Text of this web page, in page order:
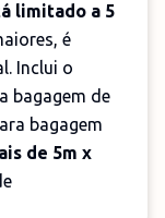
limitado a 5
é
Inclui o
bagagem de
bagagem
de 5m x